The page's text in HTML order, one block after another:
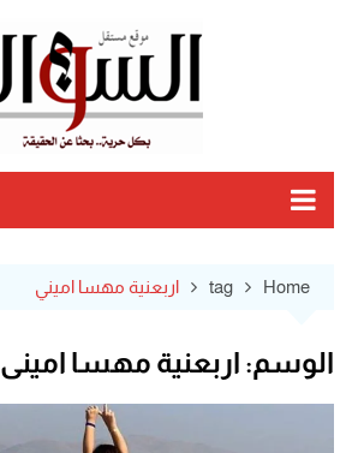
Home
tag اربعنية مهسا اميني
الوسم: اربعنية مهسا اميني